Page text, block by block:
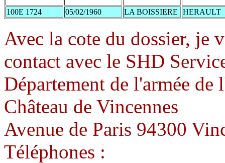
100E 1724
05/02/1960 LA BOISSIERE HERAULT
Avec la cote du dossier, je
contact avec le SHD
Département de l'armée de
Château de Vincennes
Avenue de Paris 94300
Téléphones :